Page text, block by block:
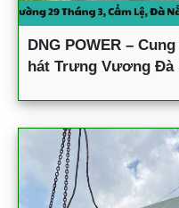
DNG POWER –
hát Trưng Vương Đà